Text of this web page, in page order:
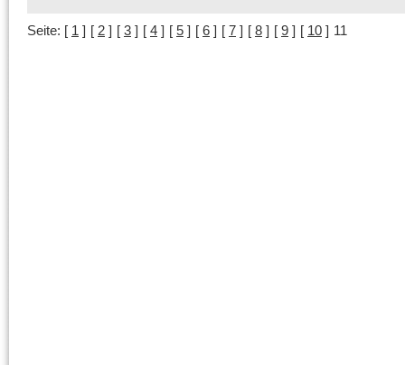
Seite: [ 1 ] [ 2 ] [ 3 ] [ 4 ] [ 5 ] [ 6 ] [ 7 ] [ 8 ] [ 9 ] [ 10 ] 11